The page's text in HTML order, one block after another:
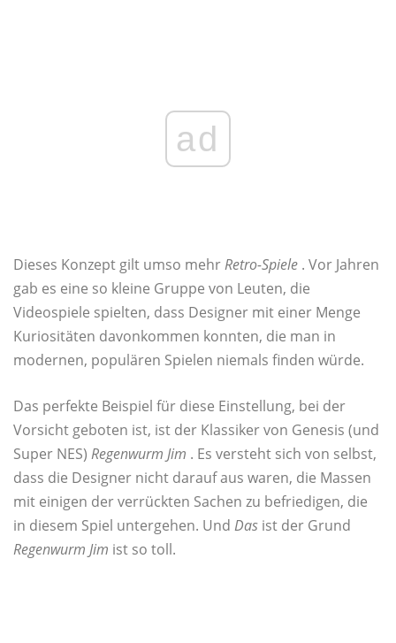
ad
Dieses Konzept gilt umso mehrRetro-Spiele . Vor Jahren
gab es eine so kleine Gruppe von Leuten, die
Videospiele spielten, dass Designer mit einer Menge
Kuriositäten davonkommen konnten, die man in
modernen, populären Spielen niemals finden würde.
Das perfekte Beispiel für diese Einstellung, bei der
Vorsicht geboten ist, ist der Klassiker von Genesis (und
Super NES) Regenwurm Jim . Es versteht sich von selbst,
dass die Designer nicht darauf aus waren, die Massen
mit einigen der verrückten Sachen zu befriedigen, die
in diesem Spiel untergehen. Und Das ist der Grund
Regenwurm Jim ist so toll.